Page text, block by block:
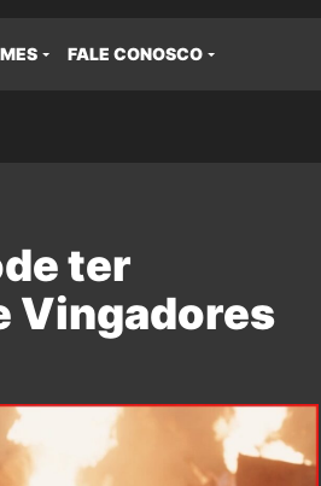
FALE CONOSCO
ter
Vingadores